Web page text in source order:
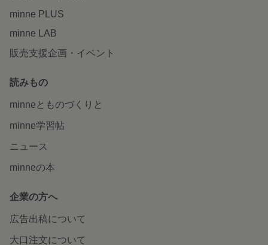
minne PLUS
minne LAB
販売支援企画・イベント
読みもの
minneとものづくりと
minne学習帖
ニュース
minneの本
企業の方へ
広告出稿について
大口注文について